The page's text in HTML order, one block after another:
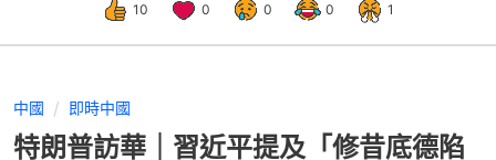
10 0 0 0 1
中國 即時中國
特朗普訪華｜習近平提及「修昔底德陷